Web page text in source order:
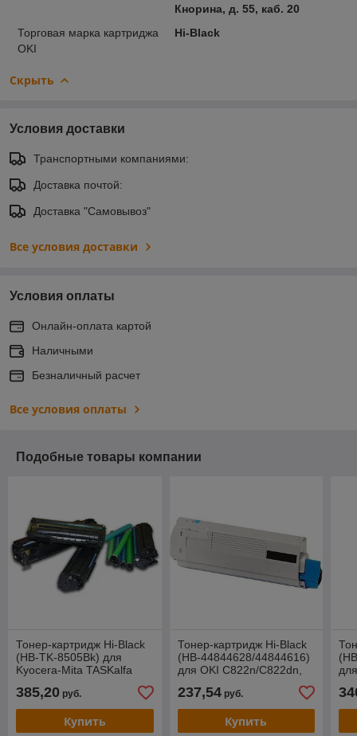
Кнорина, д. 55, каб. 20
Торговая марка картриджа
OKI
Hi-Black
Скрыть
Условия доставки
Транспортными компаниями:
Доставка почтой:
Доставка "Самовывоз"
Все условия доставки
Условия оплаты
Онлайн-оплата картой
Наличными
Безналичный расчет
Все условия оплаты
Подобные товары компании
Тонер-картридж Hi-Black
(HB-TK-8505Bk) для
Kyocera-Mita TASKalfa
4550ci/4551/5550, Bk, 30K
385,20 руб.
Купить
Тонер-картридж Hi-Black
(HB-44844628/44844616)
для OKI C822n/C822dn,
237,54руб.
Купить